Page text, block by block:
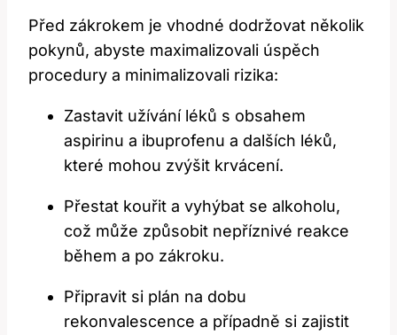
Před zákrokem je vhodné dodržovat několik
pokynů, abyste maximalizovali úspěch
procedury a minimalizovali rizika:
Zastavit užívání léků s obsahem
aspirinu a ibuprofenu a dalších léků,
které mohou zvýšit krvácení.
Přestat kouřit a vyhýbat se alkoholu,
což může způsobit nepříznivé reakce
během a po zákroku.
Připravit si plán na dobu
rekonvalescence a případně si zajistit